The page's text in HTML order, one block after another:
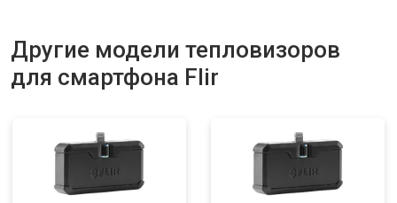
Другие модели тепловизоров
для смартфона Flir